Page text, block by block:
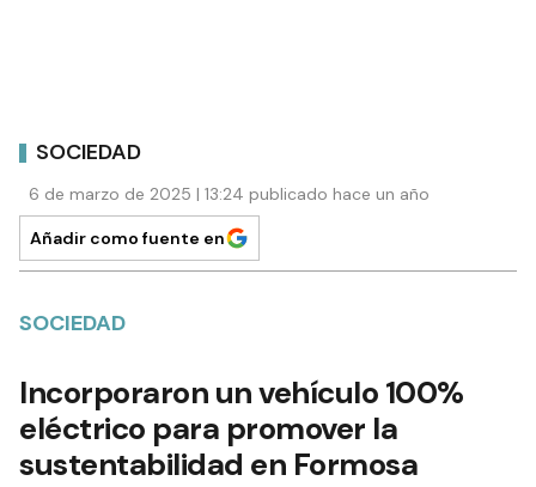
SOCIEDAD
6 de marzo de 2025 | 13:24 publicado hace un año
Añadir como fuente en
SOCIEDAD
Incorporaron un vehículo 100%
eléctrico para promover la
sustentabilidad en Formosa